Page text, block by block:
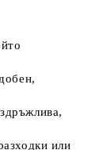
или